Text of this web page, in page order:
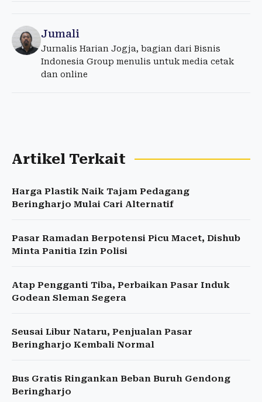
Jumali
Jurnalis Harian Jogja, bagian dari Bisnis
Indonesia Group menulis untuk media cetak
dan online
Artikel Terkait
Harga Plastik Naik Tajam Pedagang
Beringharjo Mulai Cari Alternatif
Pasar Ramadan Berpotensi Picu Macet, Dishub
Minta Panitia Izin Polisi
Atap Pengganti Tiba, Perbaikan Pasar Induk
Godean Sleman Segera
Seusai Libur Nataru, Penjualan Pasar
Beringharjo Kembali Normal
Bus Gratis Ringankan Beban Buruh Gendong
Beringharjo